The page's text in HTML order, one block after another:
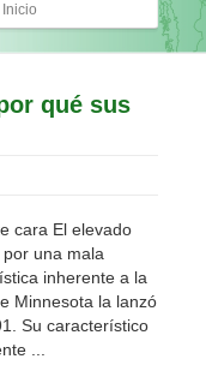
Inicio
qué sus
cara El elevado
una mala
inherente a la
Minnesota la lanzó
Su característico
...